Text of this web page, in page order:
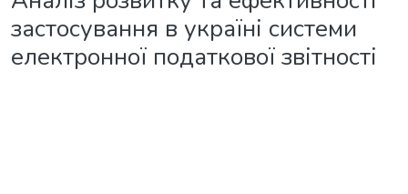
застосування в україні системи
електронної податкової звітності